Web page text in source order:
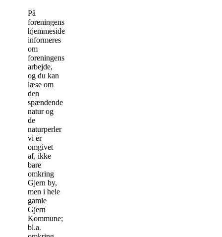
På
foreningens
hjemmeside
informeres
om
foreningens
arbejde,
og du kan
læse om
den
spændende
natur og
de
naturperler
vi er
omgivet
af, ikke
bare
omkring
Gjern by,
men i hele
gamle
Gjern
Kommune;
bl.a.